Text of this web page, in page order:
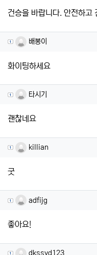
건승을 바랍니다. 안전하고
배붕이님의 댓글
배붕이
화이팅하세요
타시기님의 댓글
타시기
괜찮네요
killian님의 댓글
killian
굿
adfijg님의 댓글
adfijg
좋아요!
dkssyd123